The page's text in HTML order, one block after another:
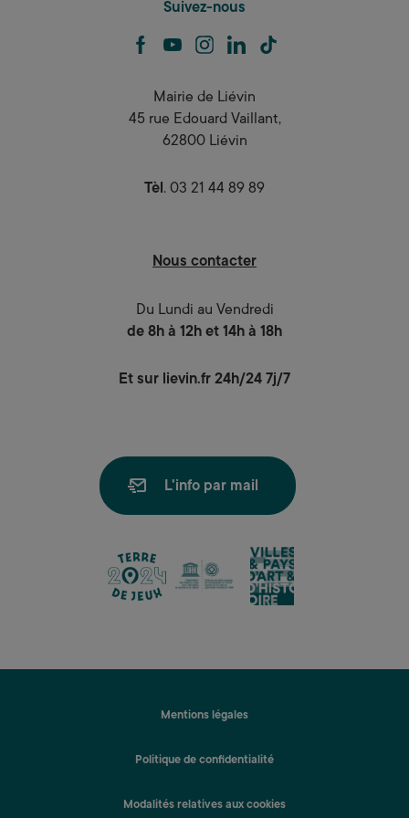
Suivez-nous
facebookyoutubeinstagram
linkedin
Mairie de Liévin
45 rue Edouard Vaillant,
62800 Liévin
Tèl . 03 21 44 89 89
Nous contacter
Du Lundi au Vendredi
de 8h à 12h et 14h à 18h
Et sur lievin.fr 24h/24 7j/7
L'info par mail
lien lien lien
Mentions légales
Politique de confidentialité
Modalités relatives aux cookies